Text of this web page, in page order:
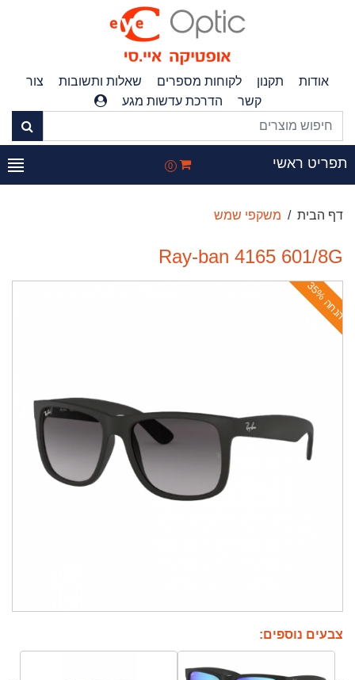
אודות תקנון לקוחות מספרים שאלות ותשובות
צור
קשר
הדרכת עדשות מגע
ראשי 0
דף הבית משקפי שמש
Ray-ban 4165 601/8G
ה
נ
ח
ה
3
5
צבעים נוספים: